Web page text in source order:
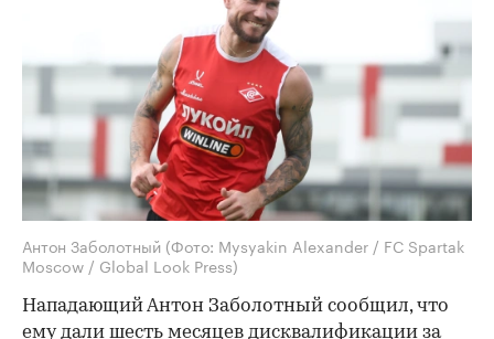
Антон Заболотный (Фото: Mysyakin Alexander / FC Spartak
Moscow / Global Look Press)
Нападающий Антон Заболотный сообщил, что
ему дали шесть месяцев дисквалификации за